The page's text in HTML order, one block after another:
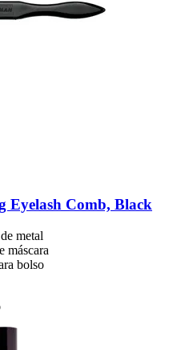
Eyelash Comb, Black
metal
máscara
bolso